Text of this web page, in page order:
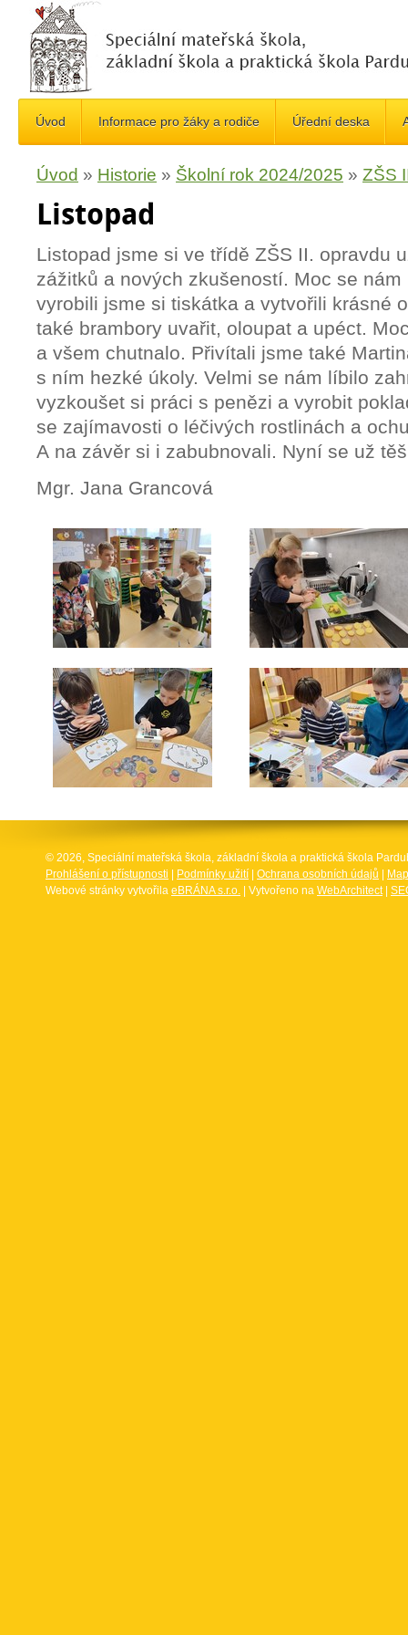
Úvod Informace pro žáky a rodiče Úřední deska
Úvod » Historie » Školní rok 2024/2025 » ZŠS
Listopad
Listopad jsme si ve třídě ZŠS II. opravdu
zážitků a nových zkušeností. Moc se nám
vyrobili jsme si tiskátka a vytvořili krásné
také brambory uvařit, oloupat a upéct.
a všem chutnalo. Přivítali jsme také
s ním hezké úkoly. Velmi se nám líbilo
vyzkoušet si práci s penězi a vyrobit
se zajímavosti o léčivých rostlinách a
A na závěr si i zabubnovali. Nyní se už
Mgr. Jana Grancová
© 2026, Speciální mateřská škola, základní škola a praktická škola
Prohlášení o přístupnosti
Podmínky užití Ochrana osobních údajů
Webové stránky vytvořila eBRÁNA s.r.o. | Vytvořeno na WebArchitect|